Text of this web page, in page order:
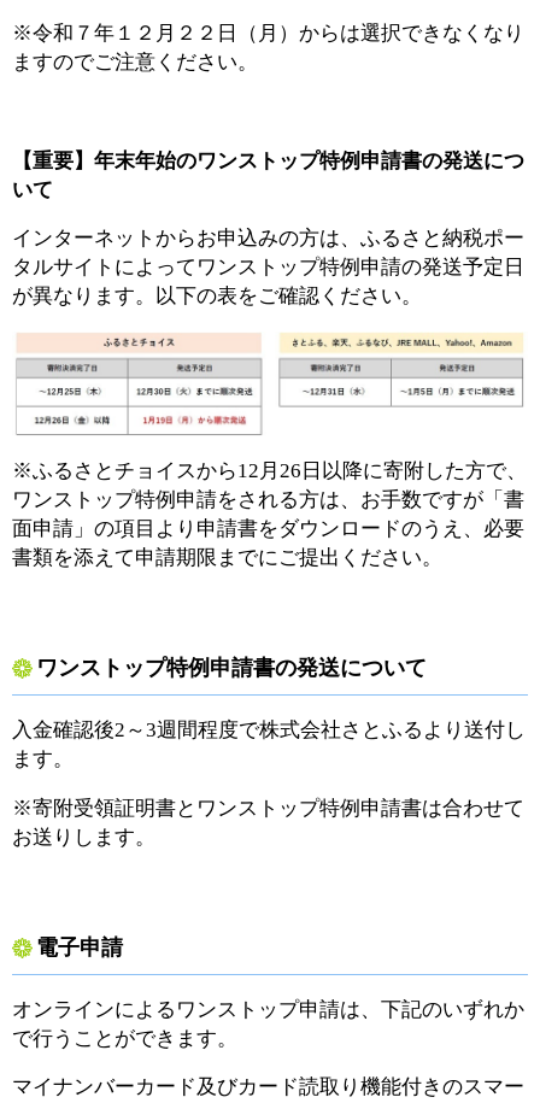
※令和７年１２月２２日（月）からは選択できなくなり
ますのでご注意ください。
【重要】年末年始のワンストップ特例申請書の発送につ
いて
インターネットからお申込みの方は、ふるさと納税ポー
タルサイトによってワンストップ特例申請の発送予定日
が異なります。以下の表をご確認ください。
※ふるさとチョイスから12月26日以降に寄附した方で、
ワンストップ特例申請をされる方は、お手数ですが「書
面申請」の項目より申請書をダウンロードのうえ、必要
書類を添えて申請期限までにご提出ください。
ワンストップ特例申請書の発送について
入金確認後2～3週間程度で株式会社さとふるより送付し
ます。
※寄附受領証明書とワンストップ特例申請書は合わせて
お送りします。
電子申請
オンラインによるワンストップ申請は、下記のいずれか
で行うことができます。
マイナンバーカード及びカード読取り機能付きのスマー